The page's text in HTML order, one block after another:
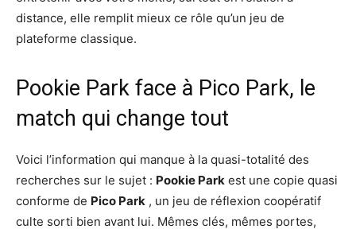
distance, elle remplit mieux ce rôle qu’un jeu de
plateforme classique.
Pookie Park face à Pico Park, le
match qui change tout
Voici l’information qui manque à la quasi-totalité des
recherches sur le sujet : Pookie Park est une copie quasi
conforme de Pico Park , un jeu de réflexion coopératif
culte sorti bien avant lui. Mêmes clés, mêmes portes,